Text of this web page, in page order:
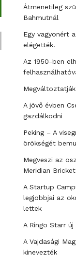
Átmenetileg
Bahmutnál
Egy vagyonért
elégették.
Az 1950-ben
A jövő évben
gazdálkodni
Peking – A
örökségét
Megveszi az
Meridian Bricket
A Startup
legjobbjai az
lettek
A Ringo Starr
A Vajdasági
kinevezték